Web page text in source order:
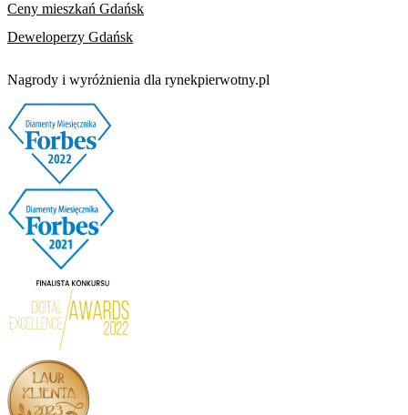
Ceny mieszkań Gdańsk
Deweloperzy Gdańsk
Nagrody i wyróżnienia dla rynekpierwotny.pl